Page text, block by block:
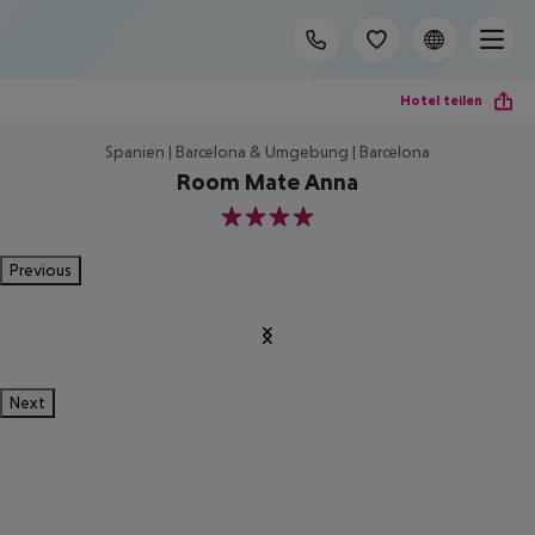
Hotel teilen
Spanien | Barcelona & Umgebung | Barcelona
Room Mate Anna
4
Previous
Next